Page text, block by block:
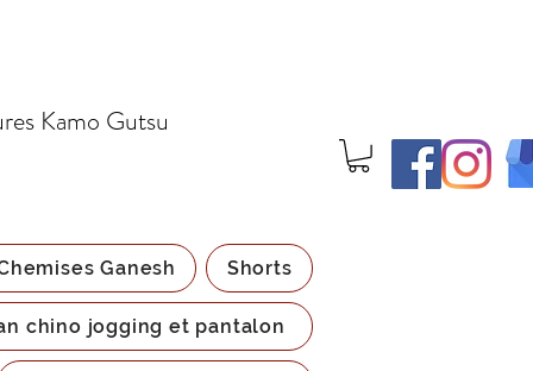
Kamo Gutsu
Ganesh Shorts
chino jogging et pantalon